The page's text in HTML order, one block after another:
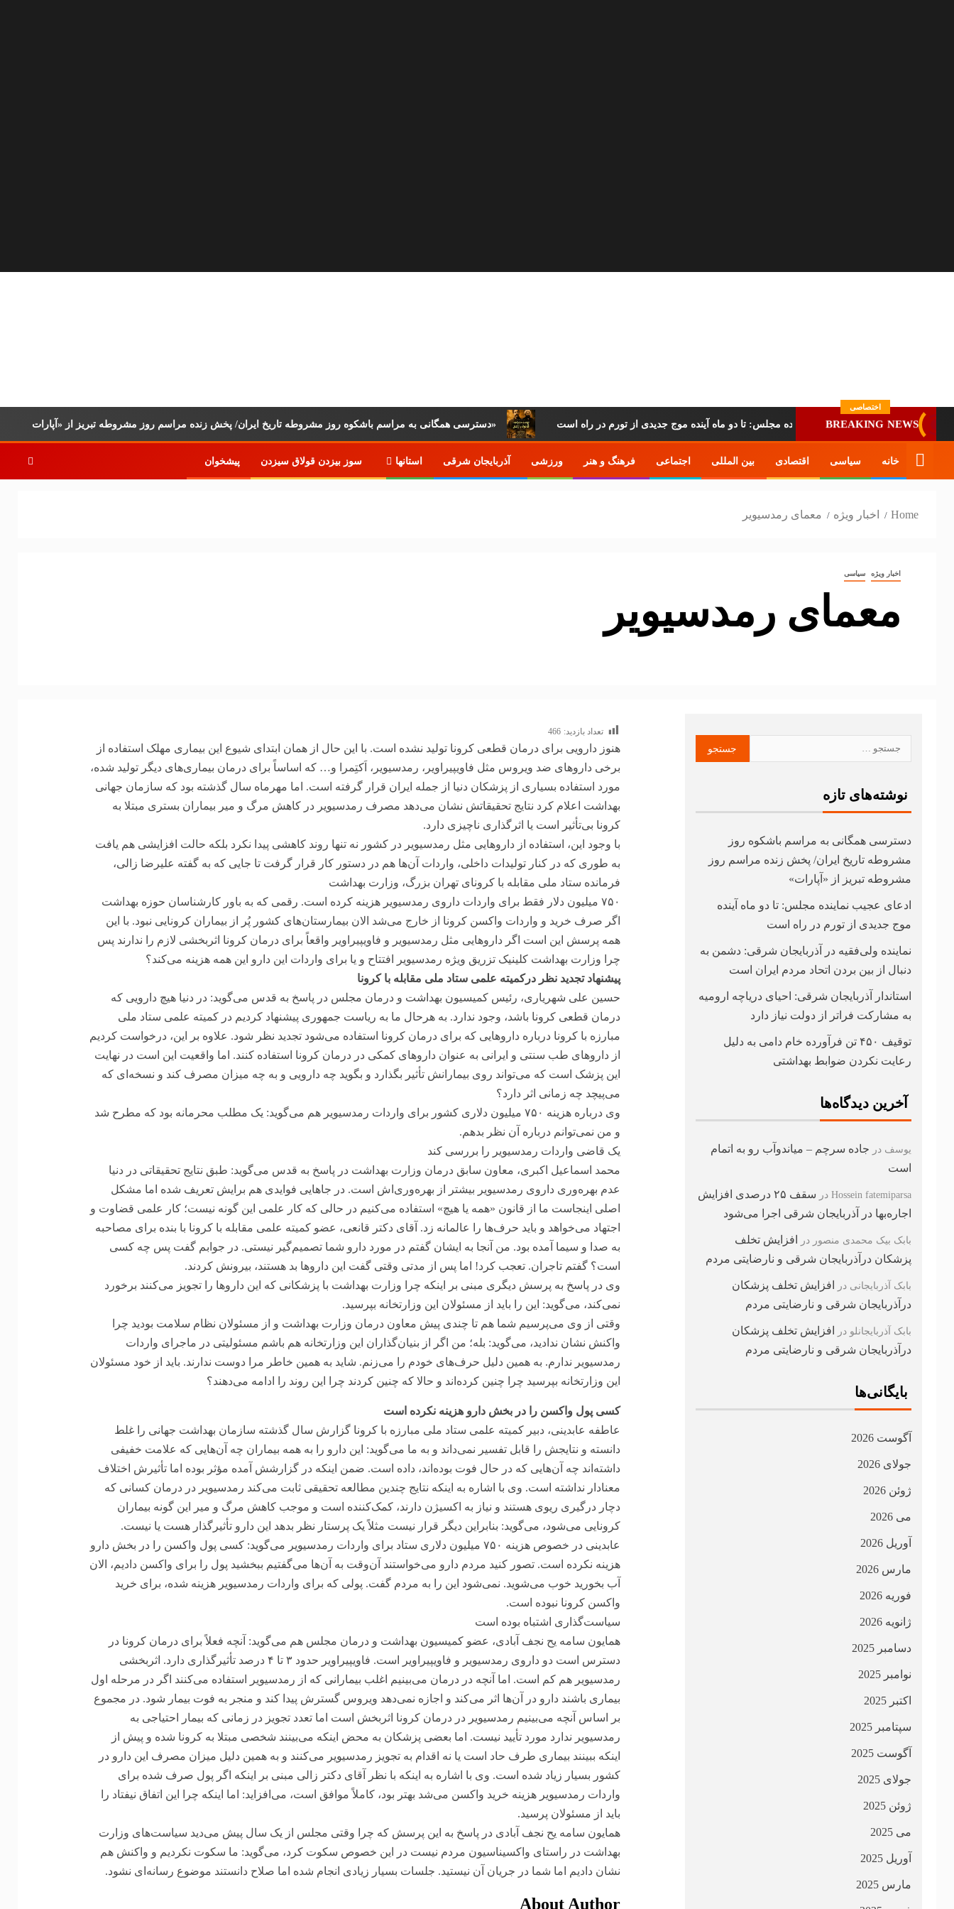
اختصاصی
BREAKING NEWS دسترسی همگانی به مراسم باشکوه روز مشروطه تاریخ ایران/ پخش زنده مراسم روز مشروطه تبریز از «آپارات» ادعای عجیب نماینده مجلس: تا دو ماه آینده موج جدیدی از تورم در راه است
خانه سیاسی اقتصادی بین المللی اجتماعی فرهنگ و هنر ورزشی آذربایجان شرقی استانها سوز بیزدن قولاق سیزدن پیشخوان
Home اخبار ویژه معمای رمدسیویر
اخبار ویژه سیاسی
معمای رمدسیویر
تعداد بازدید: 466
هنوز دارویی برای درمان قطعی کرونا تولید نشده است. با این حال از همان ابتدای شیوع این بیماری مهلک استفاده از
برخی داروهای ضد ویروس مثل فاویپیراویر، رمدسیویر، اَکتِمرا و… که اساساً برای درمان بیماری‌های دیگر تولید شده،
مورد استفاده بسیاری از پزشکان دنیا از جمله ایران قرار گرفته است. اما مهرماه سال گذشته بود که سازمان جهانی
بهداشت اعلام کرد نتایج تحقیقاتش نشان می‌دهد مصرف رمدسیویر در کاهش مرگ و میر بیماران بستری مبتلا به
کرونا بی‌تأثیر است یا اثرگذاری ناچیزی دارد.
با وجود این، استفاده از داروهایی مثل رمدسیویر در کشور نه تنها روند کاهشی پیدا نکرد بلکه حالت افزایشی هم یافت
به طوری که در کنار تولیدات داخلی، واردات آن‌ها هم در دستور کار قرار گرفت تا جایی که به گفته علیرضا زالی،
فرمانده ستاد ملی مقابله با کرونای تهران بزرگ، وزارت بهداشت
۷۵۰ میلیون دلار فقط برای واردات داروی رمدسیویر هزینه کرده است. رقمی که به باور کارشناسان حوزه بهداشت
اگر صرف خرید و واردات واکسن کرونا از خارج می‌شد الان بیمارستان‌های کشور پُر از بیماران کرونایی نبود. با این
همه پرسش این است اگر داروهایی مثل رمدسیویر و فاویپیراویر واقعاً برای درمان کرونا اثربخشی لازم را ندارند پس
چرا وزارت بهداشت کلینیک تزریق ویژه رمدسیویر افتتاح و یا برای واردات این دارو این همه هزینه می‌کند؟
پیشنهاد تجدید نظر درکمیته علمی ستاد ملی مقابله با کرونا
حسین علی شهریاری، رئیس کمیسیون بهداشت و درمان مجلس در پاسخ به قدس می‌گوید: در دنیا هیچ دارویی که
درمان قطعی کرونا باشد، وجود ندارد. به هرحال ما به ریاست جمهوری پیشنهاد کردیم در کمیته علمی ستاد ملی
مبارزه با کرونا درباره داروهایی که برای درمان کرونا استفاده می‌شود تجدید نظر شود. علاوه بر این، درخواست کردیم
از داروهای طب سنتی و ایرانی به عنوان داروهای کمکی در درمان کرونا استفاده کنند. اما واقعیت این است در نهایت
این پزشک است که می‌تواند روی بیمارانش تأثیر بگذارد و بگوید چه دارویی و به چه میزان مصرف کند و نسخه‌ای که
می‌پیچد چه زمانی اثر دارد؟
وی درباره هزینه ۷۵۰ میلیون دلاری کشور برای واردات رمدسیویر هم می‌گوید: یک مطلب محرمانه بود که مطرح شد
و من نمی‌توانم درباره آن نظر بدهم.
یک قاضی واردات رمدسیویر را بررسی کند
محمد اسماعیل اکبری، معاون سابق درمان وزارت بهداشت در پاسخ به قدس می‌گوید: طبق نتایج تحقیقاتی در دنیا
عدم بهره‌وری داروی رمدسیویر بیشتر از بهره‌وری‌اش است. در جاهایی فوایدی هم برایش تعریف شده اما مشکل
اصلی اینجاست ما از قانون «همه یا هیچ» استفاده می‌کنیم در حالی که کار علمی این گونه نیست؛ کار علمی قضاوت و
اجتهاد می‌خواهد و باید حرف‌ها را عالمانه زد. آقای دکتر قانعی، عضو کمیته علمی مقابله با کرونا با بنده برای مصاحبه
به صدا و سیما آمده بود. من آنجا به ایشان گفتم در مورد دارو شما تصمیم‌گیر نیستی. در جوابم گفت پس چه کسی
است؟ گفتم تاجران. تعجب کرد! اما پس از مدتی وقتی گفت این داروها بد هستند، بیرونش کردند.
وی در پاسخ به پرسش دیگری مبنی بر اینکه چرا وزارت بهداشت با پزشکانی که این داروها را تجویز می‌کنند برخورد
نمی‌کند، می‌گوید: این را باید از مسئولان این وزارتخانه بپرسید.
وقتی از وی می‌پرسیم شما هم تا چندی پیش معاون درمان وزارت بهداشت و از مسئولان نظام سلامت بودید چرا
واکنش نشان ندادید، می‌گوید: بله؛ من اگر از بنیان‌گذاران این وزارتخانه هم باشم مسئولیتی در ماجرای واردات
رمدسیویر ندارم. به همین دلیل حرف‌های خودم را می‌زنم. شاید به همین خاطر مرا دوست ندارند. باید از خود مسئولان
این وزارتخانه بپرسید چرا چنین کرده‌اند و حالا که چنین کردند چرا این روند را ادامه می‌دهند؟
کسی پول واکسن را در بخش دارو هزینه نکرده است
عاطفه عابدینی، دبیر کمیته علمی ستاد ملی مبارزه با کرونا گزارش سال گذشته سازمان بهداشت جهانی را غلط
دانسته و نتایجش را قابل تفسیر نمی‌داند و به ما می‌گوید: این دارو را به همه بیماران چه آن‌هایی که علامت خفیفی
داشته‌اند چه آن‌هایی که در حال فوت بوده‌اند، داده است. ضمن اینکه در گزارشش آمده مؤثر بوده اما تأثیرش اختلاف
معنادار نداشته است. وی با اشاره به اینکه نتایج چندین مطالعه تحقیقی ثابت می‌کند رمدسیویر در درمان کسانی که
دچار درگیری ریوی هستند و نیاز به اکسیژن دارند، کمک‌کننده است و موجب کاهش مرگ و میر این گونه بیماران
کرونایی می‌شود، می‌گوید: بنابراین دیگر قرار نیست مثلاً یک پرستار نظر بدهد این دارو تأثیرگذار هست یا نیست.
عابدینی در خصوص هزینه ۷۵۰ میلیون دلاری ستاد برای واردات رمدسیویر می‌گوید: کسی پول واکسن را در بخش دارو
هزینه نکرده است. تصور کنید مردم دارو می‌خواستند آن‌وقت به آن‌ها می‌گفتیم ببخشید پول را برای واکسن دادیم، الان
آب بخورید خوب می‌شوید. نمی‌شود این را به مردم گفت. پولی که برای واردات رمدسیویر هزینه شده، برای خرید
واکسن کرونا نبوده است.
سیاست‌گذاری اشتباه بوده است
همایون سامه یح نجف آبادی، عضو کمیسیون بهداشت و درمان مجلس هم می‌گوید: آنچه فعلاً برای درمان کرونا در
دسترس است دو داروی رمدسیویر و فاویپیراویر است. فاویپیراویر حدود ۳ تا ۴ درصد تأثیرگذاری دارد. اثربخشی
رمدسیویر هم کم است. اما آنچه در درمان می‌بینیم اغلب بیمارانی که از رمدسیویر استفاده می‌کنند اگر در مرحله اول
بیماری باشند دارو در آن‌ها اثر می‌کند و اجازه نمی‌دهد ویروس گسترش پیدا کند و منجر به فوت بیمار شود. در مجموع
بر اساس آنچه می‌بینیم رمدسیویر در درمان کرونا اثربخش است اما تعدد تجویز در زمانی که بیمار احتیاجی به
رمدسیویر ندارد مورد تأیید نیست. اما بعضی پزشکان به محض اینکه می‌بینند شخصی مبتلا به کرونا شده و پیش از
اینکه ببینند بیماری طرف حاد است یا نه اقدام به تجویز رمدسیویر می‌کنند و به همین دلیل میزان مصرف این دارو در
کشور بسیار زیاد شده است. وی با اشاره به اینکه با نظر آقای دکتر زالی مبنی بر اینکه اگر پول صرف شده برای
واردات رمدسیویر هزینه خرید واکسن می‌شد بهتر بود، کاملاً موافق است، می‌افزاید: اما اینکه چرا این اتفاق نیفتاد را
باید از مسئولان پرسید.
همایون سامه یح نجف آبادی در پاسخ به این پرسش که چرا وقتی مجلس از یک سال پیش می‌دید سیاست‌های وزارت
بهداشت در راستای واکسیناسیون مردم نیست در این خصوص سکوت کرد، می‌گوید: ما سکوت نکردیم و واکنش هم
نشان دادیم اما شما در جریان آن نیستید. جلسات بسیار زیادی انجام شده اما صلاح دانستند موضوع رسانه‌ای نشود.
About Author
نوشته‌های تازه
دسترسی همگانی به مراسم باشکوه روز
مشروطه تاریخ ایران/ پخش زنده مراسم روز
مشروطه تبریز از «آپارات»
ادعای عجیب نماینده مجلس: تا دو ماه آینده
موج جدیدی از تورم در راه است
نماینده ولی‌فقیه در آذربایجان شرقی: دشمن به
دنبال از بین بردن اتحاد مردم ایران است
استاندار آذربایجان شرقی: احیای دریاچه ارومیه
به مشارکت فراتر از دولت نیاز دارد
توقیف ۴۵۰ تن فرآورده خام دامی به دلیل
رعایت نکردن ضوابط بهداشتی
آخرین دیدگاه‌ها
یوسف در جاده سرچم – میاندوآب رو به اتمام
است
Hossein fatemiparsa در
سقف ۲۵ درصدی افزایش
اجاره‌بها در آذربایجان شرقی اجرا می‌شود
بابک بیک محمدی منصور در
افزایش تخلف
پزشکان درآذربایجان شرقی و نارضایتی مردم
بابک آذربایجانی در
افزایش تخلف پزشکان
درآذربایجان شرقی و نارضایتی مردم
بابک آذربایجانلو در
افزایش تخلف پزشکان
درآذربایجان شرقی و نارضایتی مردم
بایگانی‌ها
آگوست 2026
جولای 2026
ژوئن 2026
می 2026
آوریل 2026
مارس 2026
فوریه 2026
ژانویه 2026
دسامبر 2025
نوامبر 2025
اکتبر 2025
سپتامبر 2025
آگوست 2025
جولای 2025
ژوئن 2025
می 2025
آوریل 2025
مارس 2025